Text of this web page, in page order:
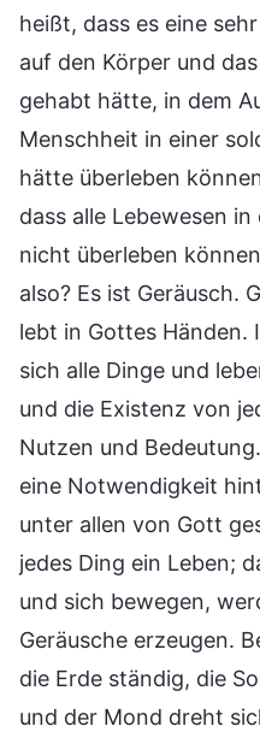
heißt, dass es eine
auf den Körper und
gehabt hätte, in dem
Menschheit in einer
hätte überleben
dass alle Lebewesen
nicht überleben
also? Es ist Geräusch.
lebt in Gottes Händen.
sich alle Dinge und
und die Existenz von
Nutzen und
eine Notwendigkeit
unter allen von Gott
jedes Ding ein Leben;
und sich bewegen,
Geräusche erzeugen.
die Erde ständig, die
und der Mond dreht